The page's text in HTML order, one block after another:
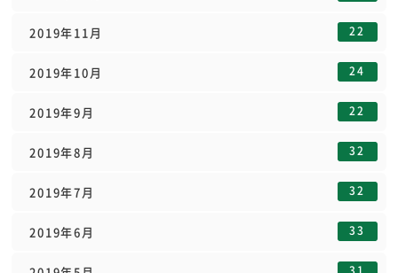
2019年11月 22
2019年10月 24
2019年9月 22
2019年8月 32
2019年7月 32
2019年6月 33